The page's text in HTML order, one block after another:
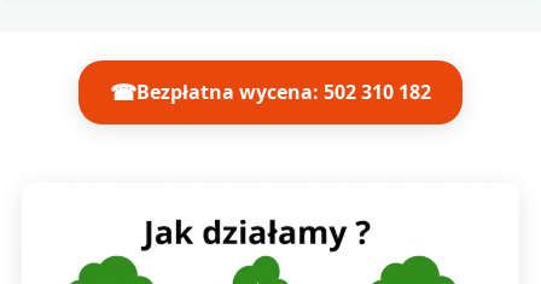
☎Bezpłatna wycena: 502 310 182